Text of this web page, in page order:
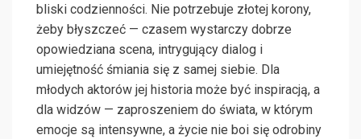
bliski codzienności. Nie potrzebuje złotej korony,
żeby błyszczeć — czasem wystarczy dobrze
opowiedziana scena, intrygujący dialog i
umiejętność śmiania się z samej siebie. Dla
młodych aktorów jej historia może być inspiracją, a
dla widzów — zaproszeniem do świata, w którym
emocje są intensywne, a życie nie boi się odrobiny